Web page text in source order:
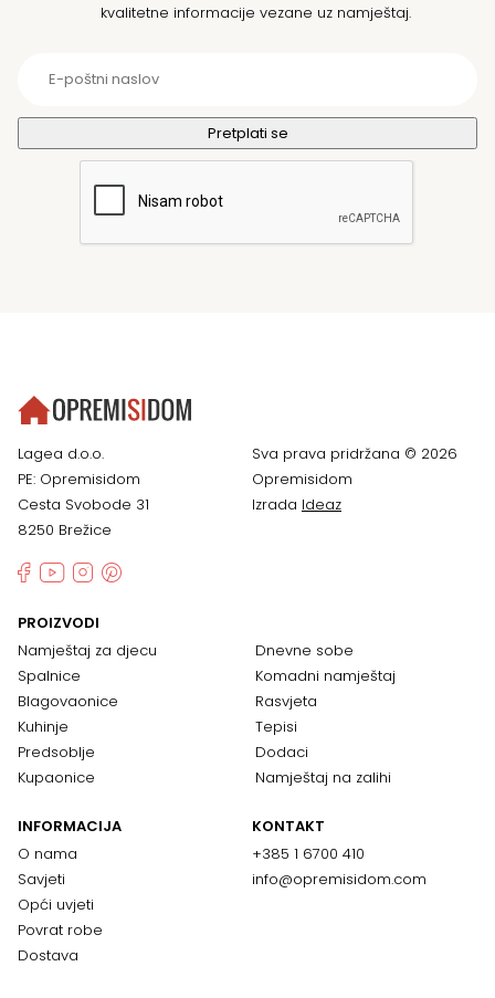
kvalitetne informacije vezane uz namještaj.
Lagea d.o.o.
PE: Opremisidom
Cesta Svobode 31
8250 Brežice
Sva prava pridržana © 2026
Opremisidom
Izrada Ideaz
PROIZVODI
Namještaj za djecu
Spalnice
Blagovaonice
Kuhinje
Predsoblje
Kupaonice
Dnevne sobe
Komadni namještaj
Rasvjeta
Tepisi
Dodaci
Namještaj na zalihi
INFORMACIJA
O nama
Savjeti
Opći uvjeti
Povrat robe
Dostava
KONTAKT
+385 1 6700 410
info@opremisidom.com